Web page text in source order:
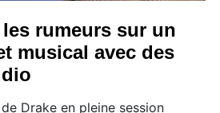
rumeurs sur un
musical avec des
Drake en pleine session